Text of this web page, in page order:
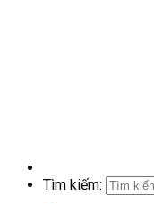
Tìm kiếm: